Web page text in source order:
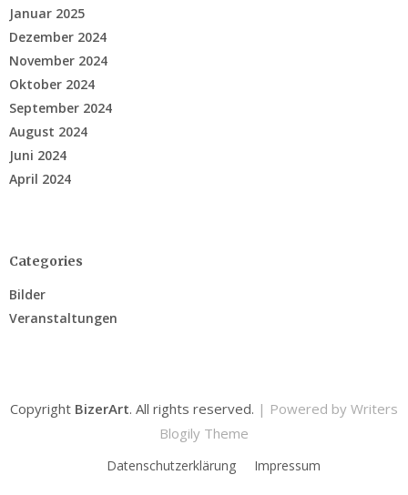
Januar 2025
Dezember 2024
November 2024
Oktober 2024
September 2024
August 2024
Juni 2024
April 2024
Categories
Bilder
Veranstaltungen
Copyright BizerArt. All rights reserved. | Powered by Writers
Blogily Theme
Datenschutzerklärung Impressum